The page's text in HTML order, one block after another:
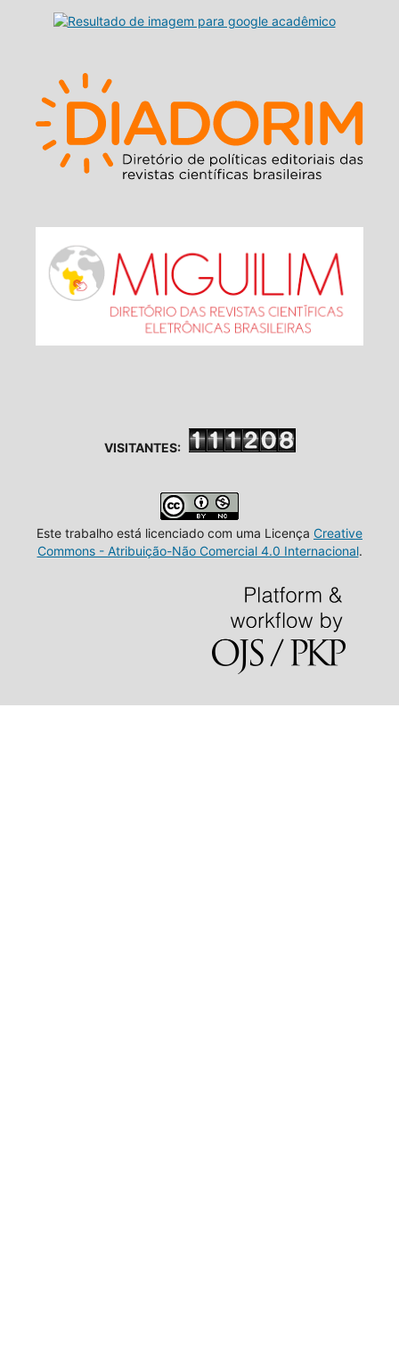
VISITANTES:
Este trabalho está licenciado com uma Licença Creative
Commons - Atribuição-Não Comercial 4.0 Internacional.